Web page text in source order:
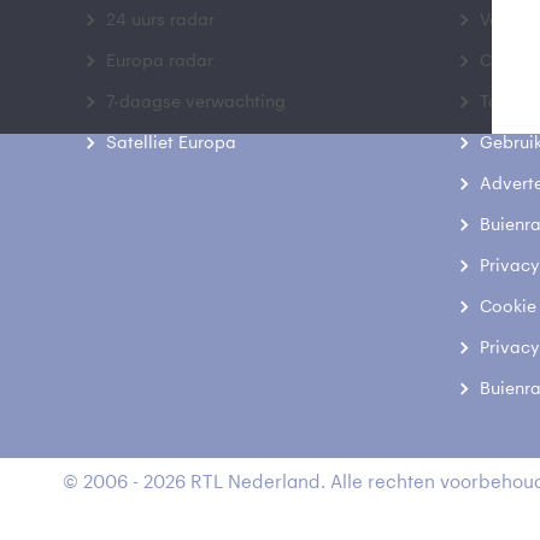
24 uurs radar
Europa radar
7-daagse verwachting
Satelliet Europa
Contact
© 2006 - 2026 RTL Nederland. Alle rechten